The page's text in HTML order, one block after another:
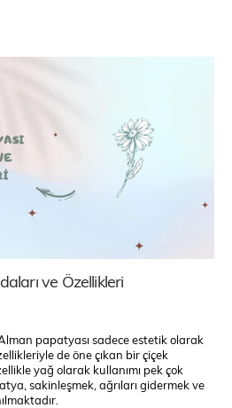
ve Özellikleri
papatyası sadece estetik olarak
de öne çıkan bir çiçek
yağ olarak kullanımı pek çok
sakinleşmek, ağrıları gidermek ve